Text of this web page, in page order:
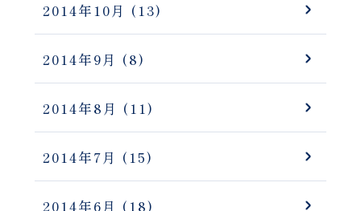
2014年10月 (13)
2014年9月 (8)
2014年8月 (11)
2014年7月 (15)
2014年6月 (18)